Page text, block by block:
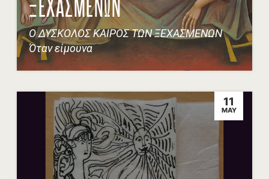
ΞΕΧΑΣΜΕΝΩΝ
Ο ΔΥΣΚΟΛΟΣ ΚΑΙΡΟΣ ΤΩΝ ΞΕΧΑΣΜΕΝΩΝ
Όταν είμουνα
11
MAY